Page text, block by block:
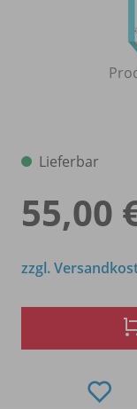
Lieferbar
55,00
zzgl.